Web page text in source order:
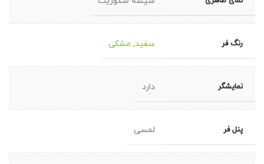
رنگ فر سفید, مشکی
نمایشگر دارد
پنل فر لمسی